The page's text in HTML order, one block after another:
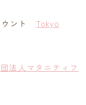
ウント Tokyo
法人マタニティフ